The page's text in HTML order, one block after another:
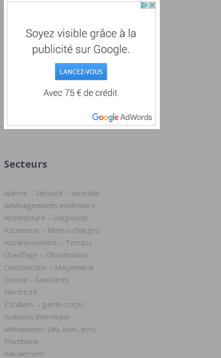
Secteurs
Alarme – Sécurité – Incendie
Aménagements extérieurs
Architecture – Diagnostic
Ascenseur – Monte-charges
Assainissement – Terrass.
Chauffage – Climatisation
Construction – Maçonnerie
Cuisine – Sanitaires
Electricité
Escaliers – garde-corps
Isolation thermique
Menuiseries (alu, bois, pvc)
Plomberie
Ravalement